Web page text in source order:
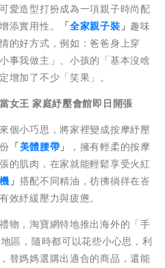
愛造型打扮成為一項親子時尚配
添實用性。
「全家親子裝」 趣味
的好方式，例如：爸爸身上穿
事我做主」、小孩的「基本沒啥
增加了不少「笑果」。
女王 家庭紓壓會館即日開張
個小巧思，將家裡變成按摩紓壓
「美體腰帶」
，擁有輕柔的按摩
的肌肉，在家就能輕鬆享受火紅
」 搭配不同精油，彷彿徜徉在峇
效紓緩壓力與疲憊。
物，淘寶網特地推出海外的「手
區，隨時都可以花些小心思，利
替媽媽選購出適合的商品，還能